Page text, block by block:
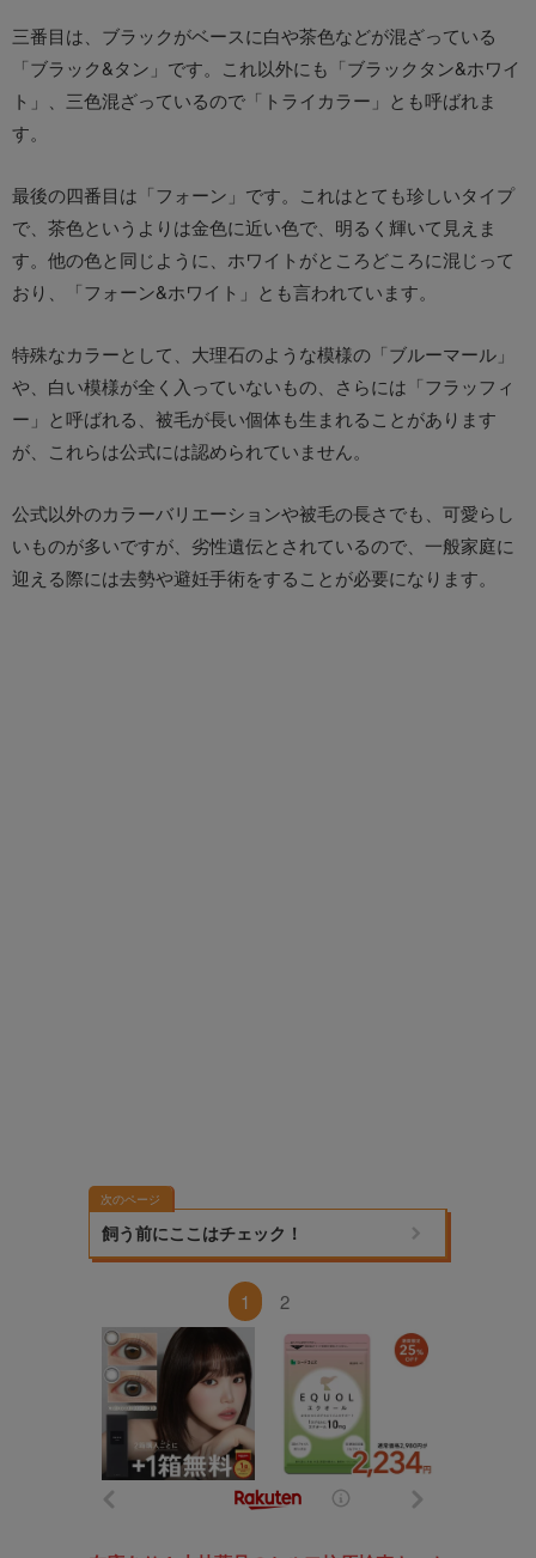
三番目は、ブラックがベースに白や茶色などが混ざっている
「ブラック&タン」です。これ以外にも「ブラックタン&ホワイ
ト」、三色混ざっているので「トライカラー」とも呼ばれま
す。
最後の四番目は「フォーン」です。これはとても珍しいタイプ
で、茶色というよりは金色に近い色で、明るく輝いて見えま
す。他の色と同じように、ホワイトがところどころに混じって
おり、「フォーン&ホワイト」とも言われています。
特殊なカラーとして、大理石のような模様の「ブルーマール」
や、白い模様が全く入っていないもの、さらには「フラッフィ
ー」と呼ばれる、被毛が長い個体も生まれることがあります
が、これらは公式には認められていません。
公式以外のカラーバリエーションや被毛の長さでも、可愛らし
いものが多いですが、劣性遺伝とされているので、一般家庭に
迎える際には去勢や避妊手術をすることが必要になります。
次のページ
飼う前にここはチェック！
1 2